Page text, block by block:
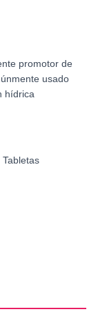
promotor de
usado
hídrica